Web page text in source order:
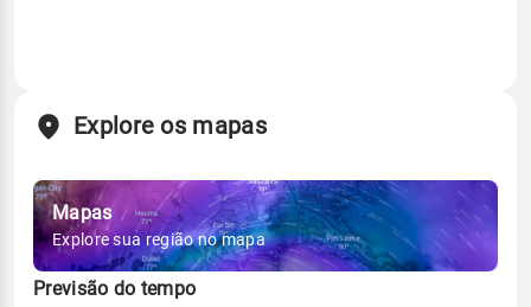
Explore os mapas
Mapas
Explore sua região no mapa
Previsão do tempo